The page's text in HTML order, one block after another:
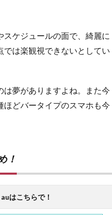
ケジュールの面で、綺麗に
では楽観視できないとしてい
は夢がありますよね。また今
どバータイプのスマホも今
！
auはこちらで！